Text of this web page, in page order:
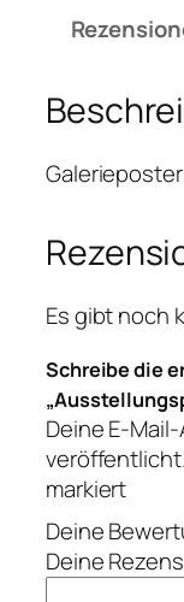
g
s
p
o
t
r
r
u
n
o
N
a
g
e
Es gibt noch
Schreibe die
Deine E-
veröffentlicht.
markiert
Deine
Deine